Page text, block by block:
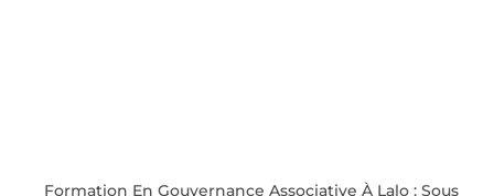
Formation En Gouvernance Associative À Lalo : Sous